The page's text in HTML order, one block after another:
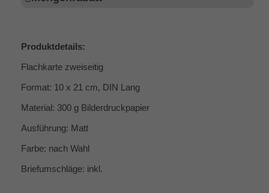
Produktdetails:
Flachkarte zweiseitig
Format: 10 x 21 cm, DIN Lang
Material: 300 g Bilderdruckpapier
Ausführung: Matt
Farbe: nach Wahl
Briefumschläge: inkl.